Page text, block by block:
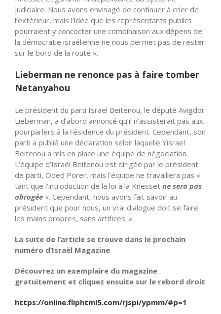
judiciaire. Nous avons envisagé de continuer à crier de
l’extérieur, mais l’idée que les représentants publics
pourraient y concocter une combinaison aux dépens de
la démocratie israélienne ne nous permet pas de rester
sur le bord de la route ».
Lieberman ne renonce pas à faire tomber
Netanyahou
Le président du parti Israel Beitenou, le député Avigdor
Lieberman, a d’abord annoncé qu’il n’assisterait pas aux
pourparlers à la résidence du président. Cependant, son
parti a publié une déclaration selon laquelle Yisrael
Beitenou a mis en place une équipe de négociation.
L’équipe d’Israël Beitenou est dirigée par le président
de parti, Oded Porer, mais l’équipe ne travaillera pas «
tant que l’introduction de la loi à la Knesset ne sera pas
abrogée ». Cependant, nous avons fait savoir au
président que pour nous, un vrai dialogue doit se faire
les mains propres, sans artifices. »
La suite de l’article se trouve dans le prochain
numéro d’Israël Magazine
Découvrez un exemplaire du magazine
gratuitement et cliquez ensuite sur le rebord droit
https://online.fliphtml5.com/rjspi/ypmm/#p=1